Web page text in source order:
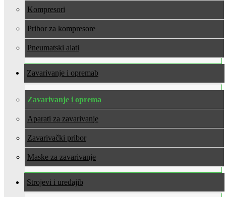
Kompresori
Pribor za kompresore
Pneumatski alati
Zavarivanje i oprema
Zavarivanje i oprema
Aparati za zavarivanje
Zavarivački pribor
Maske za zavarivanje
Strojevi i uređaji